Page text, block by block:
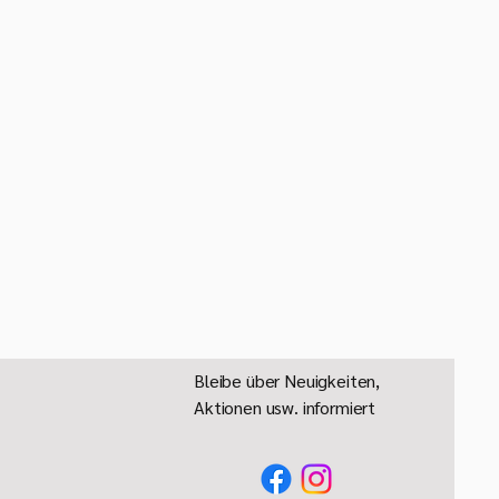
Bleibe über Neuigkeiten,
Aktionen usw. informiert